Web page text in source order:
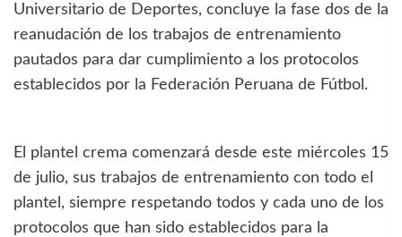
Universitario de Deportes, concluye la fase dos de la
reanudación de los trabajos de entrenamiento
pautados para dar cumplimiento a los protocolos
establecidos por la Federación Peruana de Fútbol.
El plantel crema comenzará desde este miércoles 15
de julio, sus trabajos de entrenamiento con todo el
plantel, siempre respetando todos y cada uno de los
protocolos que han sido establecidos para la